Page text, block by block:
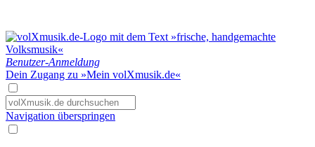
Benutzer-Anmeldung
Dein Zugang zu »Mein volXmusik.de«
Navigation überspringen